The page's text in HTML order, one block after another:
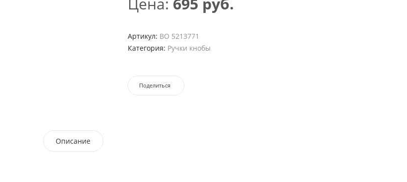
Артикул: ВО 5213771
Категория: Ручки кнобы
Поделиться
Описание